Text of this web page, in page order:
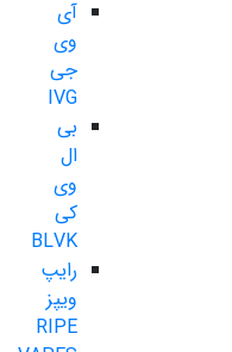
آی
وی
جی
IVG
بی
ال
وی
کی
BLVK
رایپ
ویپز
RIPE